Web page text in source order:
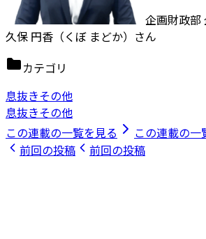
企画財政部
久保 円香（くぼ まどか）さん
カテゴリ
息抜きその他
息抜きその他
この連載の一覧を見る
この連載の一
前回の投稿
前回の投稿